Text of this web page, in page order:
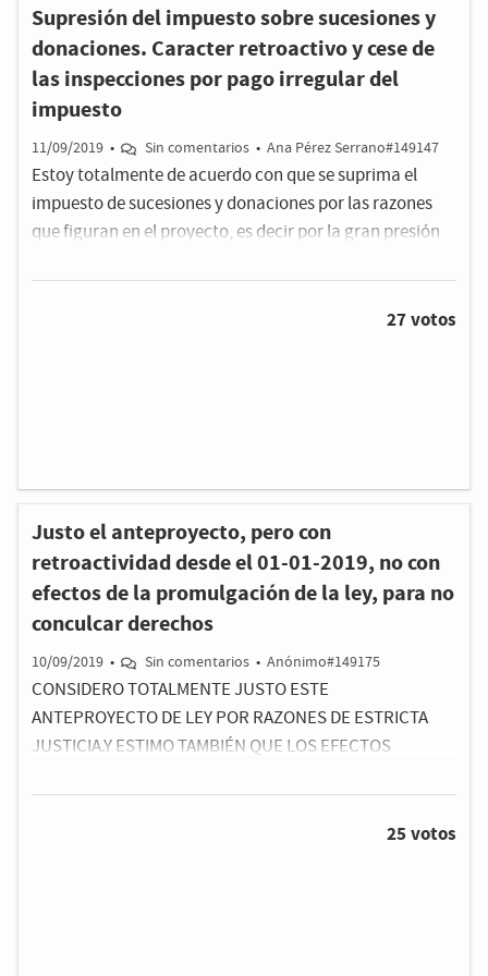
más que generoso).
Supresión del impuesto sobre sucesiones y
donaciones. Caracter retroactivo y cese de
las inspecciones por pago irregular del
impuesto
11/09/2019 • Sin comentarios • Ana Pérez Serrano#149147
Estoy totalmente de acuerdo con que se suprima el
impuesto de sucesiones y donaciones por las razones
que figuran en el proyecto, es decir por la gran presión
sobre unos bienes respecto de los cuales ya habian
tributado los causantes, además de promover la
la tramitación de la ley , cesen automaticamente todas
amparo de la ley que esta a punto de suprimirse.
27 votos
Justo el anteproyecto, pero con
retroactividad desde el 01-01-2019, no con
efectos de la promulgación de la ley, para no
conculcar derechos
10/09/2019 • Sin comentarios • Anónimo#149175
CONSIDERO TOTALMENTE JUSTO ESTE
ANTEPROYECTO DE LEY POR RAZONES DE ESTRICTA
JUSTICIA.Y ESTIMO TAMBIÉN QUE LOS EFECTOS
ENERO DE 2019, CON EL FIN DE BENEFICIAR,
FUNDAMENTALMENTE, A LOS HEREDEROS QUE HAN
25 votos